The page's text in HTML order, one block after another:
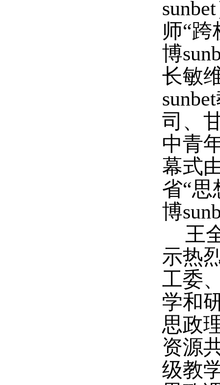
师“跨
博
长敏
司、
中青
幕式
省“
博
王
示热
工委
学和
思政
资源
级教